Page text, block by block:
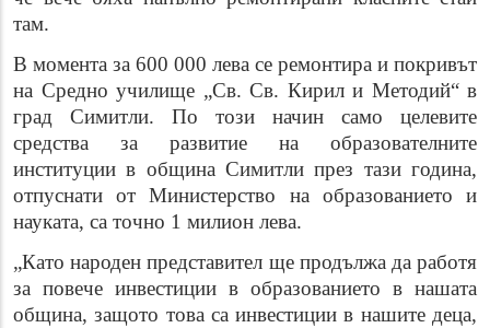
там.
В момента за 600 000 лева се ремонтира и покривът
на Средно училище „Св. Св. Кирил и Методий“ в
град Симитли. По този начин само целевите
средства за развитие на образователните
институции в община Симитли през тази година,
отпуснати от Министерство на образованието и
науката, са точно 1 милион лева.
„Като народен представител ще продължа да работя
за повече инвестиции в образованието в нашата
община, защото това са инвестиции в нашите деца,